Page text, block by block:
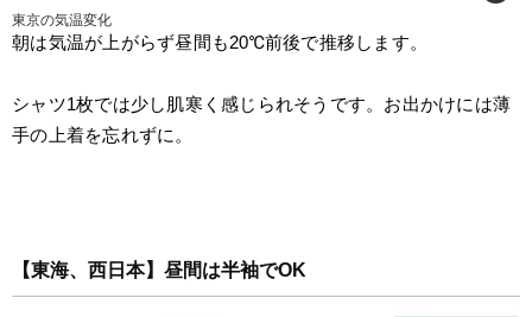
東京の気温変化
朝は気温が上がらず昼間も20℃前後で推移します。
シャツ1枚では少し肌寒く感じられそうです。お出かけには薄
手の上着を忘れずに。
【東海、西日本】昼間は半袖でOK